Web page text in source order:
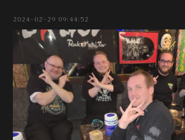
2024-02-29 09:44:52